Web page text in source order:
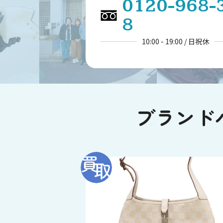
0120-968-
8
10:00 - 19:00 / 日祝休
ブラン